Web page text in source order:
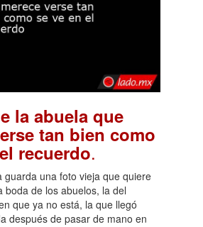
la abuela que
tan bien como
recuerdo.
guarda una foto vieja que quiere
boda de los abuelos, la del
que ya no está, la que llegó
después de pasar de mano en